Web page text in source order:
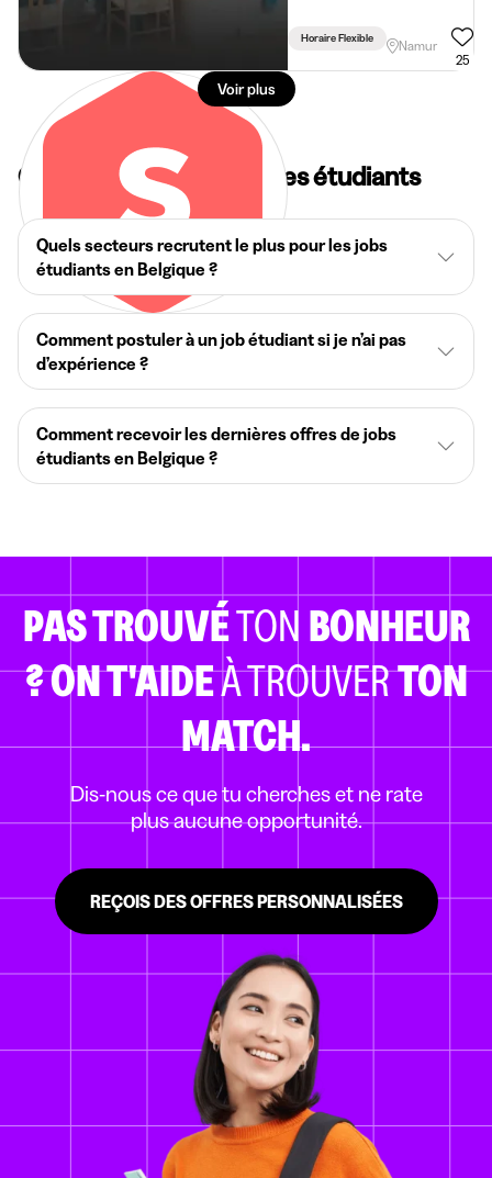
Horaire Flexible
Namur
25
Voir plus
Questions fréquentes des étudiants
Quels secteurs recrutent le plus pour les jobs
étudiants en Belgique ?
Comment postuler à un job étudiant si je n’ai pas
d’expérience ?
Comment recevoir les dernières offres de jobs
étudiants en Belgique ?
PAS TROUVÉTON BONHEUR
?ON T'AIDEÀ TROUVERTON
MATCH.
Dis-nous ce que tu cherches et ne rate
plus aucune opportunité.
REÇOIS DES OFFRES PERSONNALISÉES